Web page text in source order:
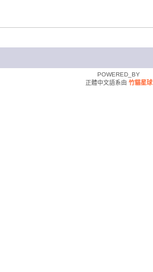
POWERED_BY
正體中文語系由 竹貓星球